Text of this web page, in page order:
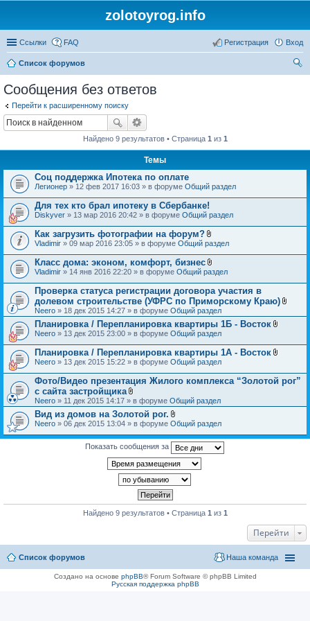
zolotoyrog.info
Ссылки FAQ Вход
Регистрация
Список форумов
Сообщения без ответов
Перейти к расширенному поиску
Найдено 9 результатов • Страница 1 из 1
Темы
Соц поддержка Ипотека по оплате
Легионер » 12 фев 2017 16:03 » в форуме Общий раздел
Для тех кто брал ипотеку в Сбербанке!
Diskyver » 13 мар 2016 20:42 » в форуме Общий раздел
Как загрузить фотографии на форум?
В
о
ж
е
н
и
я
Vladimir » 09 мар 2016 23:05 » в форуме Общий раздел
Класс дома: эконом, комфорт, бизнес
В
л
о
ж
е
н
и
я
Vladimir » 14 янв 2016 22:20 » в форуме Общий раздел
Проверка статуса регистрации договора участия в
долевом строительстве (УФРС по Приморскому Краю)
л
Neero » 18 дек 2015 14:27 » в форуме Общий раздел
Планировка / Перепланировка квартиры 1Б - Восток
о
н
и
Neero » 13 дек 2015 23:00 » в форуме Общий раздел
Планировка / Перепланировка квартиры 1А - Восток
о
ж
и
Neero » 13 дек 2015 15:22 » в форуме Общий раздел
Фото/Видео презентация Жилого комплекса “Золотой рог”
с сайта застройщика
В
л
о
ж
н
и
я
Neero » 11 дек 2015 14:17 » в форуме Общий раздел
Вид из домов на Золотой рог.
В
о
ж
е
н
и
Neero » 06 дек 2015 13:04 » в форуме Общий раздел
Показать сообщения за
Найдено 9 результатов • Страница 1 из 1
Перейти
Список форумов Наша команда
Создано на основе phpBB® Forum Software © phpBB Limited
Русская поддержка phpBB